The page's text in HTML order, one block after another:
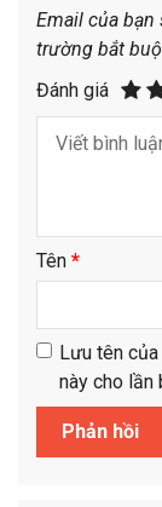
Email của
trường bắt
Đánh giá
Tên *
Lưu tên
này cho lần